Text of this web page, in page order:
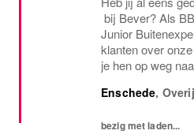
bij Bever? Als
Junior
klanten over
je hen op weg
je klanten
gt...
Enschede,
bezig met laden...